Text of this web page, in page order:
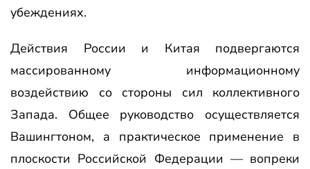
убеждениях.
Действия России и Китая подвергаются
массированному информационному
воздействию со стороны сил коллективного
Запада. Общее руководство осуществляется
Вашингтоном, а практическое применение в
плоскости Российской Федерации — вопреки